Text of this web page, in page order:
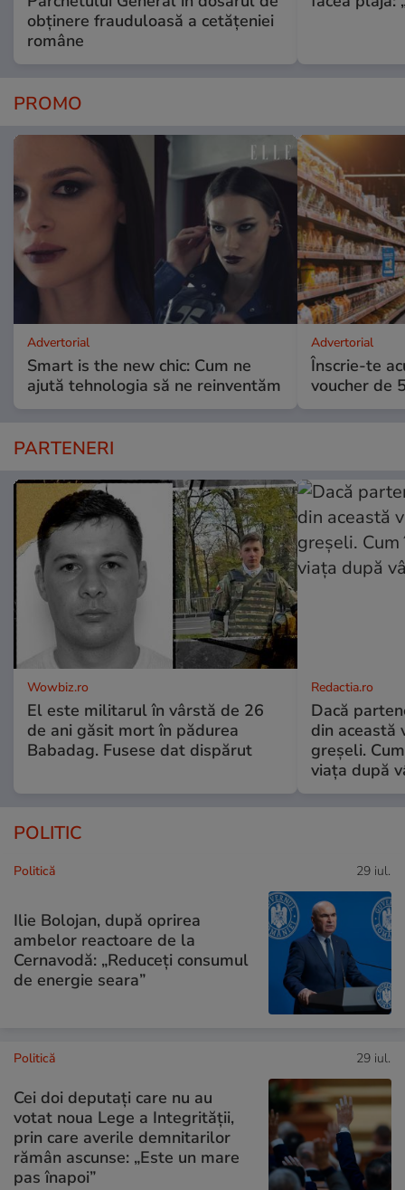
obținere frauduloasă a cetățeniei
române
PROMO
Advertorial
Smart is the new chic: Cum ne
ajută tehnologia să ne reinventăm
Advertorial
Înscrie-te
voucher de
PARTENERI
Wowbiz.ro
El este militarul în vârstă de 26
de ani găsit mort în pădurea
Babadag. Fusese dat dispărut
Redactia.ro
Dacă
din această
greșeli.
viața după
POLITIC
Politică 29 iul.
Ilie Bolojan, după oprirea
ambelor reactoare de la
Cernavodă: „Reduceți consumul
de energie seara”
Politică 29 iul.
Cei doi deputați care nu au
votat noua Lege a Integrității,
prin care averile demnitarilor
rămân ascunse: „Este un mare
pas înapoi”